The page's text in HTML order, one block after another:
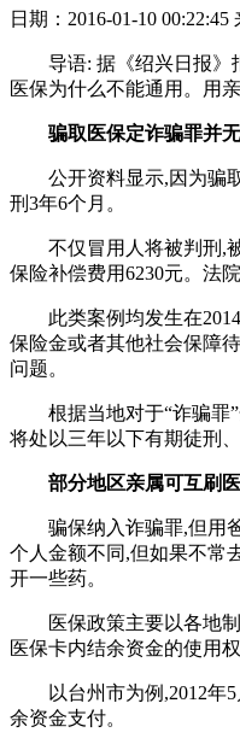
日期： 2016-01-10 00:22:45
导语: 据《绍兴日报》
医保为什么不能通用。用
骗取医保定诈骗罪并
公开资料显示,因为骗
刑3年6个月。
不仅冒用人将被判刑,
保险补偿费用6230元。法
此类案例均发生在
保险金或者其他社会保障
问题。
根据当地对于“诈骗罪
将处以三年以下有期徒刑
部分地区亲属可互刷
骗保纳入诈骗罪,但用
个人金额不同,但如果不常
开一些药。
医保政策主要以各地
医保卡内结余资金的使用
以台州市为例,2012
余资金支付。